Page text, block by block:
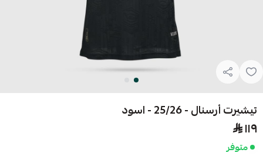
تيشيرت أرسنال - 25/26 - اسود
١١٩
متوفر